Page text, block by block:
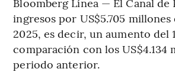
ingresos por US$5.705
2025, es decir, un aumento del
comparación con los US$4.134
periodo anterior.